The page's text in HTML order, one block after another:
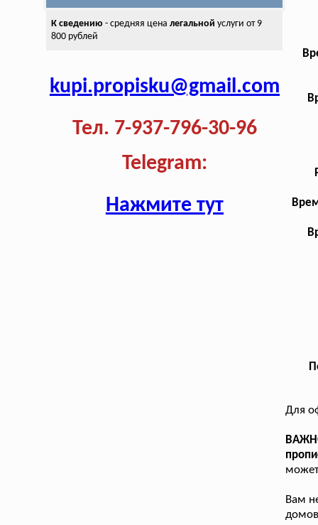
К сведению - средняя ценалегальной услуги от 9
800 рублей
kupi.propisku@gmail.com
Тел. 7-937-796-30-96
Telegram:
Нажмите тут
Для
Вам